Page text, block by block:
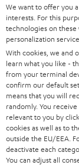
l
d
u
n
g
HEIMKINO-
SOUNDBARS
STEREO
SMART HOME
BLUETOOTH-
KOPFHÖRER
SUPPORT
PRESSE &
BLOG
Teufel
ÖSTERREICH
SCHWEIZ
We want to offer you
interests. For this
technologies on
personalization
With cookies, we and
learn what you like -
from your terminal
confirm our default
means that you will
randomly. You
relevant to you by
cookies as well as to
outside the EU/EEA.
deactivate each
You can adjust all